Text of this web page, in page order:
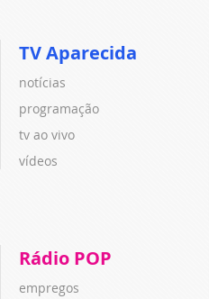
TV Aparecida
notícias
programação
tv ao vivo
vídeos
Rádio POP
empregos